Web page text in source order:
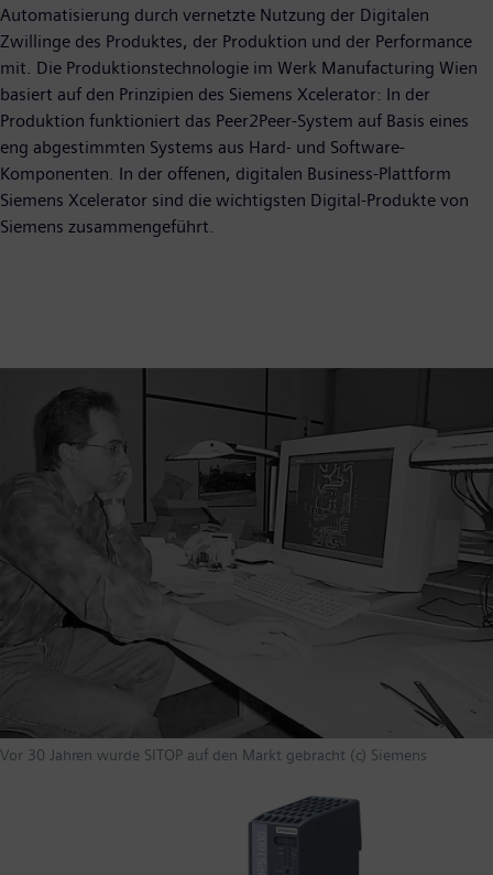
Automatisierung durch vernetzte Nutzung der Digitalen
Zwillinge des Produktes, der Produktion und der Performance
mit. Die Produktionstechnologie im Werk Manufacturing Wien
basiert auf den Prinzipien des Siemens Xcelerator: In der
Produktion funktioniert das Peer2Peer-System auf Basis eines
eng abgestimmten Systems aus Hard- und Software-
Komponenten. In der offenen, digitalen Business-Plattform
Siemens Xcelerator sind die wichtigsten Digital-Produkte von
Siemens zusammengeführt.
Vor 30 Jahren wurde SITOP auf den Markt gebracht (c) Siemens